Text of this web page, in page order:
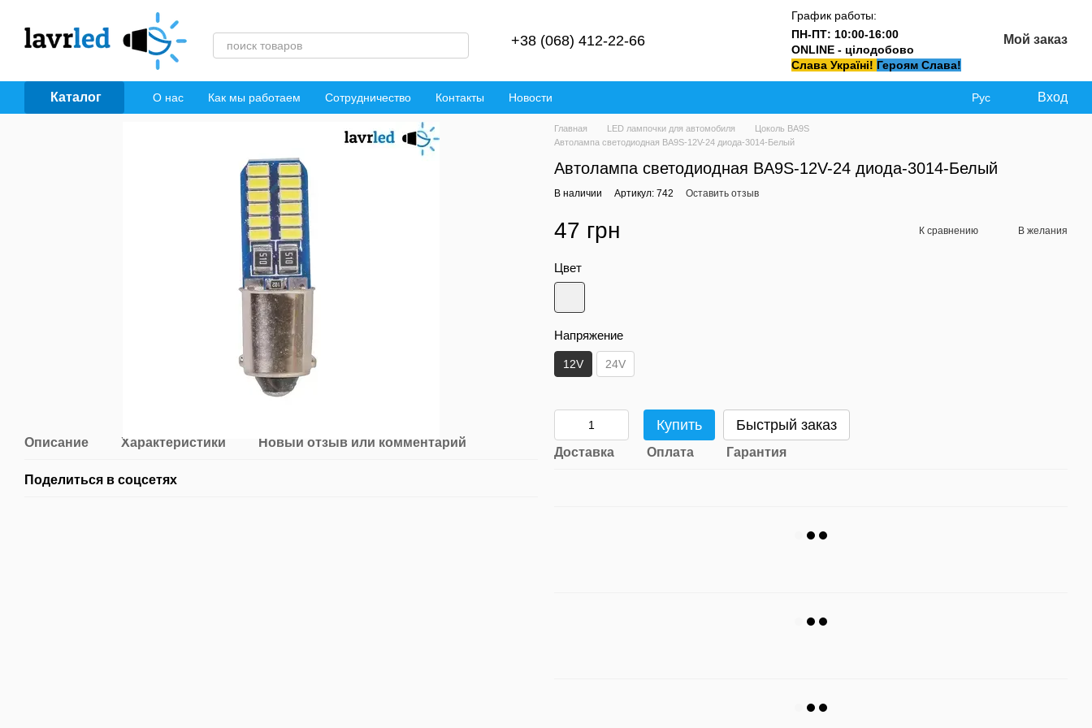
Перейти к основному контенту
+38 (068) 412-22-66
График работы:
ПН-ПТ: 10:00-16:00
ONLINE - цілодобово
Слава Україні! Героям Слава!
Мой заказ
Каталог О нас Как мы работаем Сотрудничество Контакты Новости Рус Вход
Описание Характеристики Новый отзыв или комментарий
Поделиться в соцсетях
Главная LED лампочки для автомобиля
Цоколь BA9S
Автолампа светодиодная BA9S-12V-24 диода-3014-Белый
Автолампа светодиодная BA9S-12V-24 диода-3014-Белый
В наличии Артикул: 742 Оставить отзыв
47 грн К сравнению В желания
Цвет
Напряжение
12V 24V
Купить Быстрый заказ
Доставка Оплата Гарантия